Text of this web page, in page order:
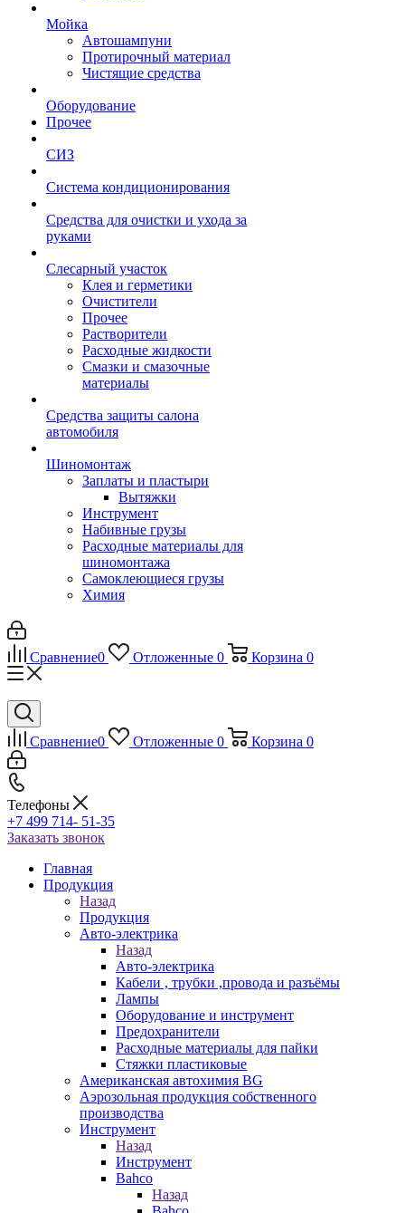
Мойка
Автошампуни
Протирочный материал
Чистящие средства
Оборудование
Прочее
СИЗ
Система кондиционирования
Средства для очистки и ухода за
руками
Слесарный участок
Клея и герметики
Очистители
Прочее
Растворители
Расходные жидкости
Смазки и смазочные
материалы
Средства защиты салона
автомобиля
Шиномонтаж
Заплаты и пластыри
Вытяжки
Инструмент
Набивные грузы
Расходные материалы для
шиномонтажа
Самоклеющиеся грузы
Химия
Сравнение0 Отложенные 0 Корзина 0
Сравнение0 Отложенные 0 Корзина 0
Телефоны
+7 499 714- 51-35
Заказать звонок
Главная
Продукция
Назад
Продукция
Авто-электрика
Назад
Авто-электрика
Кабели , трубки ,провода и разъёмы
Лампы
Оборудование и инструмент
Предохранители
Расходные материалы для пайки
Стяжки пластиковые
Американская автохимия BG
Аэрозольная продукция собственного
производства
Инструмент
Назад
Инструмент
Bahco
Назад